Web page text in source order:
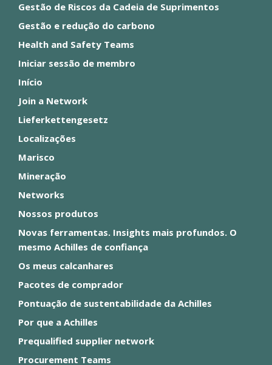
Gestão de Riscos da Cadeia de Suprimentos
Gestão e redução do carbono
Health and Safety Teams
Iniciar sessão de membro
Início
Join a Network
Lieferkettengesetz
Localizações
Marisco
Mineração
Networks
Nossos produtos
Novas ferramentas. Insights mais profundos. O
mesmo Achilles de confiança
Os meus calcanhares
Pacotes de comprador
Pontuação de sustentabilidade da Achilles
Por que a Achilles
Prequalified supplier network
Procurement Teams